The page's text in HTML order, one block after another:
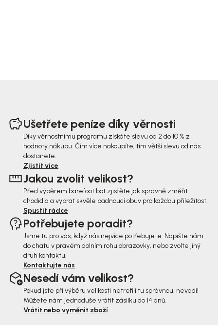
Ušetřete peníze díky věrnosti
Díky věrnostnímu programu získáte slevu od 2 do 10 % z
hodnoty nákupu. Čím více nakoupíte, tím větší slevu od nás
dostanete.
Zjistit více
Jakou zvolit velikost?
Před výběrem barefoot bot zjisťěte jak správně změřit
chodidla a vybrat skvěle padnoucí obuv pro každou příležitost.
Spustit rádce
Potřebujete poradit?
Jsme tu pro vás, když nás nejvíce potřebujete. Napište nám
do chatu v pravém dolním rohu obrazovky, nebo zvolte jiný
druh kontaktu.
Kontaktujte nás
Nesedí vám velikost?
Pokud jste při výběru velikosti netrefili tu správnou, nevadí!
Můžete nám jednoduše vrátit zásilku do 14 dnů.
Vrátit nebo vyměnit zboží